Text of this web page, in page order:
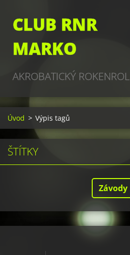
CLUB RNR
MARKO
AKROBATICKÝ ROKENROL
Úvod > Výpis tagů
ŠTÍTKY
Závody